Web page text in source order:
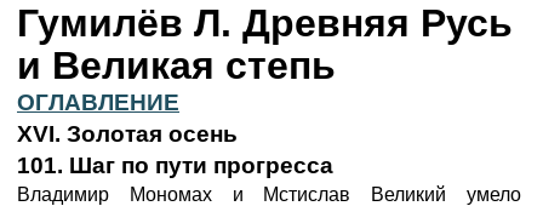
Гумилёв Л. Древняя Русь
и Великая степь
ОГЛАВЛЕНИЕ
XVI. Золотая осень
101. Шаг по пути прогресса
Владимир Мономах и Мстислав Великий умело